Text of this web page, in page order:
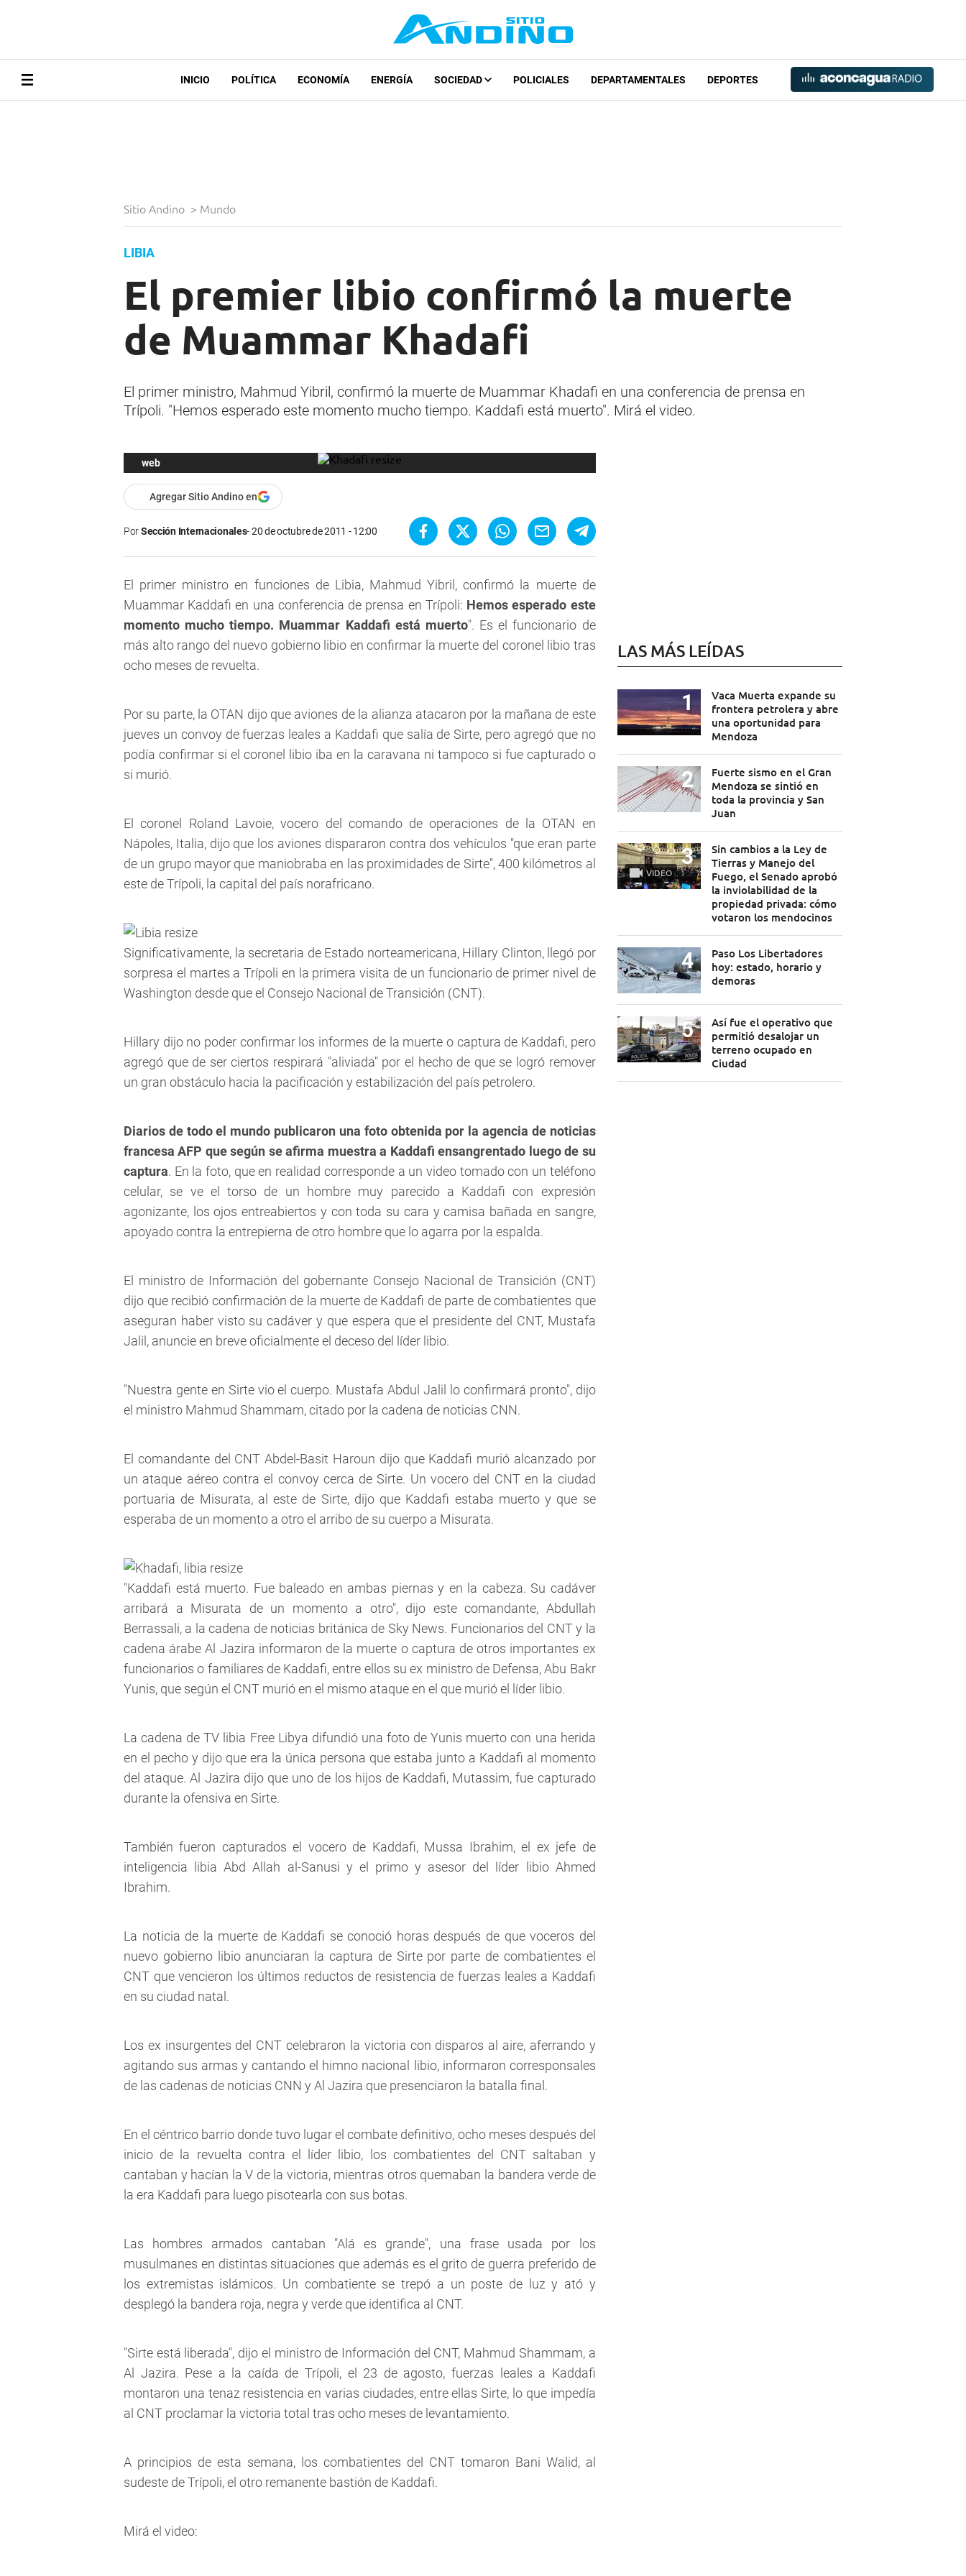
INICIO POLÍTICA ECONOMÍA ENERGÍA SOCIEDAD POLICIALES DEPARTAMENTALES DEPORTES
Sitio Andino > Mundo
LIBIA
El premier libio confirmó la muerte
de Muammar Khadafi
El primer ministro, Mahmud Yibril, confirmó la muerte de Muammar Khadafi en una conferencia de prensa en
Trípoli. "Hemos esperado este momento mucho tiempo. Kaddafi está muerto". Mirá el video.
web
Agregar Sitio Andino en
PorSección Internacionales 20 de octubre de 2011 - 12:00
El primer ministro en funciones de Libia, Mahmud Yibril, confirmó la muerte de
Muammar Kaddafi en una conferencia de prensa en Trípoli:  Hemos esperado este
momento mucho tiempo. Muammar Kaddafi está muerto". Es el funcionario de
más alto rango del nuevo gobierno libio en confirmar la muerte del coronel libio tras
ocho meses de revuelta.
Por su parte, la OTAN dijo que aviones de la alianza atacaron por la mañana de este
jueves un convoy de fuerzas leales a Kaddafi que salía de Sirte, pero agregó que no
podía confirmar si el coronel libio iba en la caravana ni tampoco si fue capturado o
si murió.
El coronel Roland Lavoie, vocero del comando de operaciones de la OTAN en
Nápoles, Italia, dijo que los aviones dispararon contra dos vehículos "que eran parte
de un grupo mayor que maniobraba en las proximidades de Sirte", 400 kilómetros al
este de Trípoli, la capital del país norafricano.
Significativamente, la secretaria de Estado norteamericana, Hillary Clinton, llegó por
sorpresa el martes a Trípoli en la primera visita de un funcionario de primer nivel de
Washington desde que el Consejo Nacional de Transición (CNT).
Hillary dijo no poder confirmar los informes de la muerte o captura de Kaddafi, pero
agregó que de ser ciertos respirará "aliviada" por el hecho de que se logró remover
un gran obstáculo hacia la pacificación y estabilización del país petrolero.
Diarios de todo el mundo publicaron una foto obtenida por la agencia de noticias
francesa AFP que según se afirma muestra a Kaddafi ensangrentado luego de su
captura. En la foto, que en realidad corresponde a un video tomado con un teléfono
celular, se ve el torso de un hombre muy parecido a Kaddafi con expresión
agonizante, los ojos entreabiertos y con toda su cara y camisa bañada en sangre,
apoyado contra la entrepierna de otro hombre que lo agarra por la espalda.
El ministro de Información del gobernante Consejo Nacional de Transición (CNT)
dijo que recibió confirmación de la muerte de Kaddafi de parte de combatientes que
aseguran haber visto su cadáver y que espera que el presidente del CNT, Mustafa
Jalil, anuncie en breve oficialmente el deceso del líder libio.
"Nuestra gente en Sirte vio el cuerpo. Mustafa Abdul Jalil lo confirmará pronto", dijo
el ministro Mahmud Shammam, citado por la cadena de noticias CNN.
El comandante del CNT Abdel-Basit Haroun dijo que Kaddafi murió alcanzado por
un ataque aéreo contra el convoy cerca de Sirte. Un vocero del CNT en la ciudad
portuaria de Misurata, al este de Sirte, dijo que Kaddafi estaba muerto y que se
esperaba de un momento a otro el arribo de su cuerpo a Misurata.
"Kaddafi está muerto. Fue baleado en ambas piernas y en la cabeza. Su cadáver
arribará a Misurata de un momento a otro", dijo este comandante, Abdullah
Berrassali, a la cadena de noticias británica de Sky News. Funcionarios del CNT y la
cadena árabe Al Jazira informaron de la muerte o captura de otros importantes ex
funcionarios o familiares de Kaddafi, entre ellos su ex ministro de Defensa, Abu Bakr
Yunis, que según el CNT murió en el mismo ataque en el que murió el líder libio.
La cadena de TV libia Free Libya difundió una foto de Yunis muerto con una herida
en el pecho y dijo que era la única persona que estaba junto a Kaddafi al momento
del ataque. Al Jazira dijo que uno de los hijos de Kaddafi, Mutassim, fue capturado
durante la ofensiva en Sirte.
También fueron capturados el vocero de Kaddafi, Mussa Ibrahim, el ex jefe de
inteligencia libia Abd Allah al-Sanusi y el primo y asesor del líder libio Ahmed
Ibrahim.
La noticia de la muerte de Kaddafi se conoció horas después de que voceros del
nuevo gobierno libio anunciaran la captura de Sirte por parte de combatientes el
CNT que vencieron los últimos reductos de resistencia de fuerzas leales a Kaddafi
en su ciudad natal.
Los ex insurgentes del CNT celebraron la victoria con disparos al aire, aferrando y
agitando sus armas y cantando el himno nacional libio, informaron corresponsales
de las cadenas de noticias CNN y Al Jazira que presenciaron la batalla final.
En el céntrico barrio donde tuvo lugar el combate definitivo, ocho meses después del
inicio de la revuelta contra el líder libio, los combatientes del CNT saltaban y
cantaban y hacían la V de la victoria, mientras otros quemaban la bandera verde de
la era Kaddafi para luego pisotearla con sus botas.
Las hombres armados cantaban "Alá es grande", una frase usada por los
musulmanes en distintas situaciones que además es el grito de guerra preferido de
los extremistas islámicos. Un combatiente se trepó a un poste de luz y ató y
desplegó la bandera roja, negra y verde que identifica al CNT.
"Sirte está liberada", dijo el ministro de Información del CNT, Mahmud Shammam, a
Al Jazira. Pese a la caída de Trípoli, el 23 de agosto, fuerzas leales a Kaddafi
montaron una tenaz resistencia en varias ciudades, entre ellas Sirte, lo que impedía
al CNT proclamar la victoria total tras ocho meses de levantamiento.
A principios de esta semana, los combatientes del CNT tomaron Bani Walid, al
sudeste de Trípoli, el otro remanente bastión de Kaddafi.
Mirá el video:
LAS MÁS LEÍDAS
Vaca Muerta expande su
frontera petrolera y abre
una oportunidad para
Mendoza
Fuerte sismo en el Gran
Mendoza se sintió en
toda la provincia y San
Juan
VIDEO
Sin cambios a la Ley de
Tierras y Manejo del
Fuego, el Senado aprobó
la inviolabilidad de la
propiedad privada: cómo
votaron los mendocinos
Paso Los Libertadores
hoy: estado, horario y
demoras
Así fue el operativo que
permitió desalojar un
terreno ocupado en
Ciudad